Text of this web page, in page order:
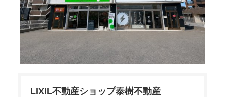
V
LIXIL不動産ショップ泰樹不動産